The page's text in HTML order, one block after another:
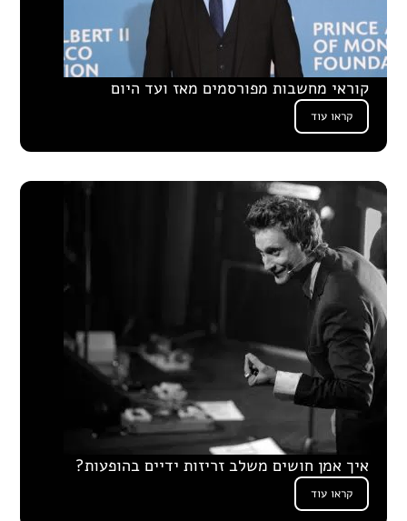
קוראי מחשבות מפורסמים מאז ועד היום
קראו עוד
איך אמן חושים משלב זריזות ידיים בהופעות?
קראו עוד